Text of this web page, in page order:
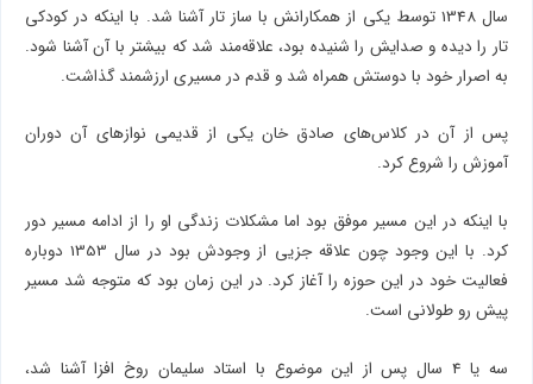
سال 1348 توسط یکی از همکارانش با ساز تار آشنا شد. با اینکه در کودکی
تار را دیده و صدایش را شنیده بود، علاقه‌مند شد که بیشتر با آن آشنا شود.
به اصرار خود با دوستش همراه شد و قدم در مسیری ارزشمند گذاشت.
پس از آن در کلاس‌های صادق خان یکی از قدیمی نوازهای آن دوران
آموزش را شروع کرد.
با اینکه در این مسیر موفق بود اما مشکلات زندگی او را از ادامه مسیر دور
کرد. با این وجود چون علاقه جزیی از وجودش بود در سال 1353 دوباره
فعالیت خود در این حوزه را آغاز کرد. در این زمان بود که متوجه شد مسیر
پیش رو طولانی است.
سه یا 4 سال پس از این موضوع با استاد سلیمان روخ افزا آشنا شد،